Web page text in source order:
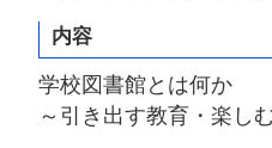
内容
学校図書館とは何か
～引き出す教育・楽し